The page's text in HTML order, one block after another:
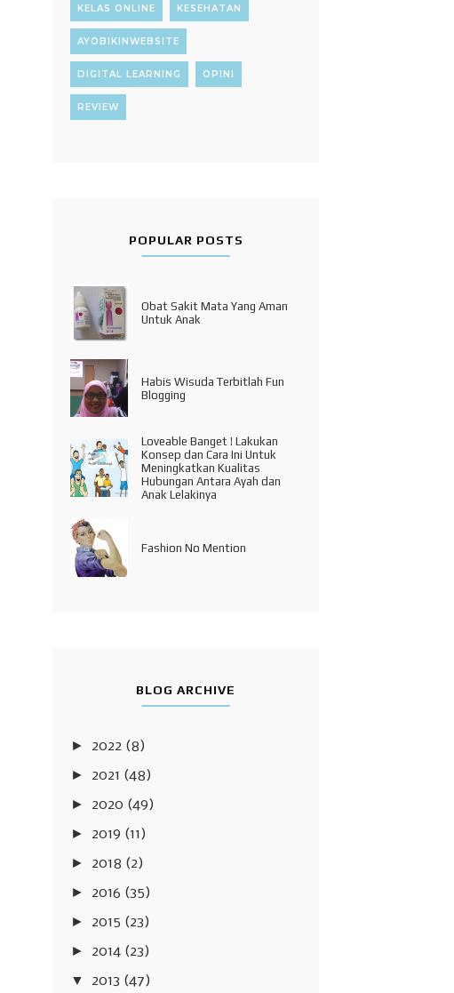
KELAS ONLINE KESEHATAN
AYOBIKINWEBSITE
DIGITAL LEARNING OPINI
REVIEW
POPULAR POSTS
Obat Sakit Mata Yang Aman
Untuk Anak
Habis Wisuda Terbitlah Fun
Blogging
Loveable Banget ! Lakukan
Konsep dan Cara Ini Untuk
Meningkatkan Kualitas
Hubungan Antara Ayah dan
Anak Lelakinya
Fashion No Mention
BLOG ARCHIVE
► 2022 (8)
► 2021 (48)
► 2020 (49)
► 2019 (11)
► 2018 (2)
► 2016 (35)
► 2015 (23)
► 2014 (23)
▼ 2013 (47)